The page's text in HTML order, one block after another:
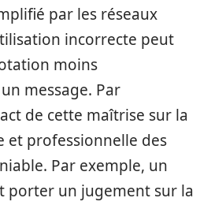
par les réseaux
incorrecte peut
moins
message. Par
de cette maîtrise sur la
et professionnelle des
Par exemple, un
porter un jugement sur la